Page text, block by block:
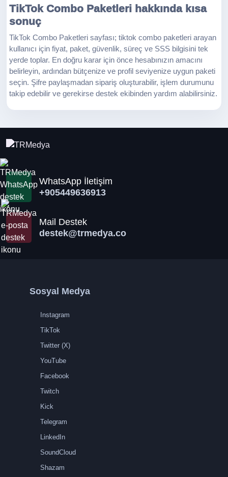
TikTok Combo Paketleri hakkında kısa
sonuç
TikTok Combo Paketleri sayfası; tiktok combo paketleri arayan
kullanıcı için fiyat, paket, güvenlik, süreç ve SSS bilgisini tek
yerde toplar. En doğru karar için önce hesabınızın amacını
belirleyin, ardından bütçenize ve profil seviyenize uygun paketi
seçin. Şifre paylaşmadan sipariş oluşturabilir, işlem durumunu
takip edebilir ve gerekirse destek ekibinden yardım alabilirsiniz.
WhatsApp İletişim
+905449636913
Mail Destek
destek@trmedya.co
Sosyal Medya
Instagram
TikTok
Twitter (X)
YouTube
Facebook
Twitch
Kick
Telegram
LinkedIn
SoundCloud
Shazam